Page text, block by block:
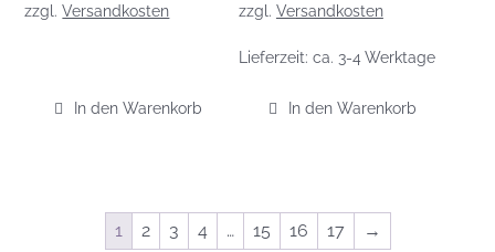
zzgl.Versandkosten
In den Warenkorb
zzgl. Versandkosten
Lieferzeit: ca. 3-4 Werktage
In den Warenkorb
1 2 3 4 … 15 16 17 →